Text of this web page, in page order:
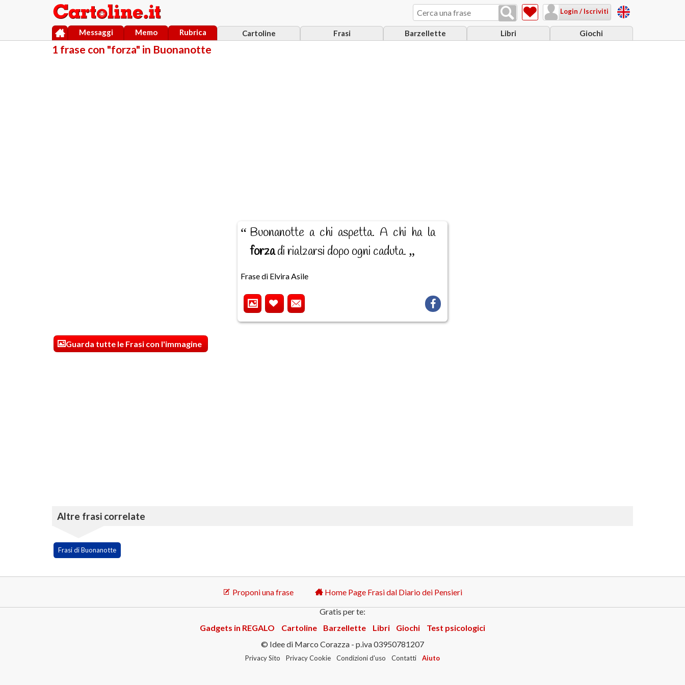
Login / Iscriviti
Cartoline Frasi Barzellette Libri Giochi
Messaggi Memo Rubrica
1 frase con "forza" in Buonanotte
Buonanotte a chi aspetta. A chi ha la
forzadi rialzarsi dopo ogni caduta.
Frase di Elvira Asile
Guarda tutte le Frasi con l'immagine
Altre frasi correlate
Frasi di Buonanotte
Proponi una frase
Home Page Frasi dal Diario dei Pensieri
Gratis per te:
Gadgets in REGALO
Cartoline Barzellette Libri Giochi
Test psicologici
© Idee di Marco Corazza - p.iva 03950781207
Privacy Sito Privacy Cookie Condizioni d'uso Contatti Aiuto